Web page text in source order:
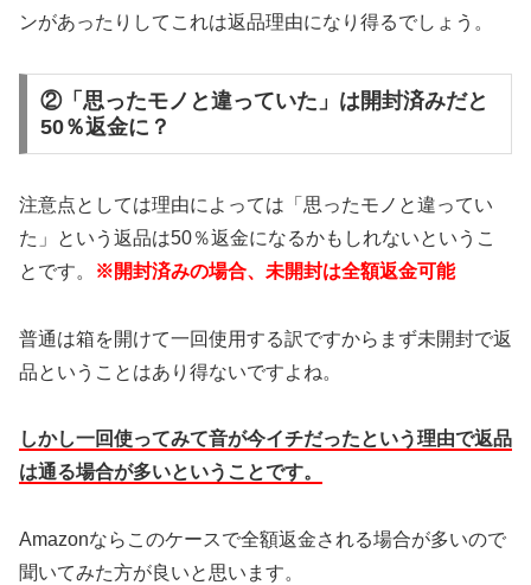
ンがあったりしてこれは返品理由になり得るでしょう。
②「思ったモノと違っていた」は開封済みだと
50％返金に？
注意点としては理由によっては「思ったモノと違ってい
た」という返品は50％返金になるかもしれないというこ
とです。
※開封済みの場合、未開封は全額返金可能
普通は箱を開けて一回使用する訳ですからまず未開封で返
品ということはあり得ないですよね。
しかし一回使ってみて音が今イチだったという理由で返品
は通る場合が多いということです。
Amazonならこのケースで全額返金される場合が多いので
聞いてみた方が良いと思います。